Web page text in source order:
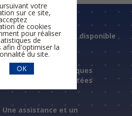
Un accueil humain et disponible
Des réponses techniques
fiables et expérimentées
Une assistance et un
votre
sur ce site,
de cookies
pour réaliser
de
afin d'optimiser la
du site.
OK